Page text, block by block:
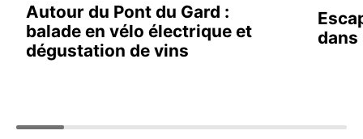
Autour du Pont du Gard :
balade en vélo électrique et
dégustation de vins
dans